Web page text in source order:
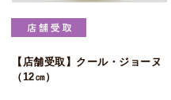
【店舗受取】クール・ジョーヌ
（12㎝）